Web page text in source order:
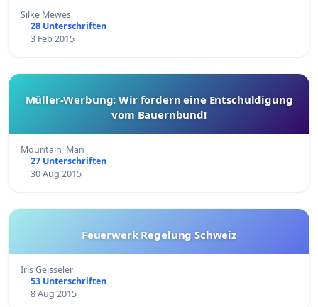
Silke Mewes
28 Unterschriften
3 Feb 2015
Müller-Werbung: Wir fordern eine Entschuldigung
vom Bauernbund!
Mountain_Man
27 Unterschriften
30 Aug 2015
Feuerwerk Regelung Schweiz
Iris Geisseler
53 Unterschriften
8 Aug 2015